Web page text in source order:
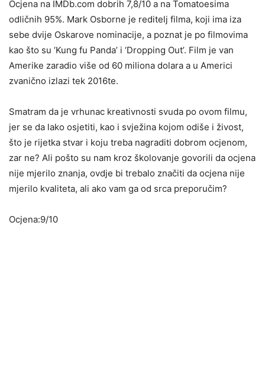
Ocjena na IMDb.com dobrih 7,8/10 a na Tomatoesima
odličnih 95%. Mark Osborne je reditelj filma, koji ima iza
sebe dvije Oskarove nominacije, a poznat je po filmovima
kao što su ‘Kung fu Panda’ i ‘Dropping Out’. Film je van
Amerike zaradio više od 60 miliona dolara a u Americi
zvanično izlazi tek 2016te.
Smatram da je vrhunac kreativnosti svuda po ovom filmu,
jer se da lako osjetiti, kao i svježina kojom odiše i živost,
što je rijetka stvar i koju treba nagraditi dobrom ocjenom,
zar ne? Ali pošto su nam kroz školovanje govorili da ocjena
nije mjerilo znanja, ovdje bi trebalo značiti da ocjena nije
mjerilo kvaliteta, ali ako vam ga od srca preporučim?
Ocjena:9/10